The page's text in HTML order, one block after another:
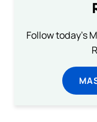
Follow today's